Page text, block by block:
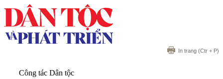
In trang (Ctr + P)
Công tác Dân tộc